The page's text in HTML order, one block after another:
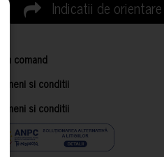
Indicatii de orientare
Cum comand
Termeni si conditii
Termeni si conditii